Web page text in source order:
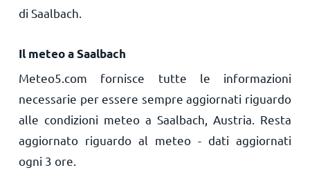
di Saalbach.
Il meteo a Saalbach
Meteo5.com fornisce tutte le informazioni
necessarie per essere sempre aggiornati riguardo
alle condizioni meteo a Saalbach, Austria. Resta
aggiornato riguardo al meteo - dati aggiornati
ogni 3 ore.